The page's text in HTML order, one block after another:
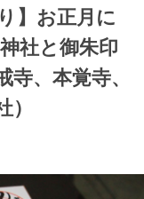
】お正月に
社と御朱印
寺、本覚寺、